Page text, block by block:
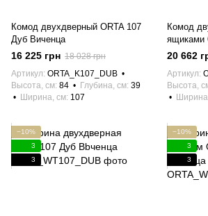
Комод двухдверный ORTA 107
Дуб Виченца
16 225 грн 18 028 грн
Артикул ORTA_K107_DUB
Высота, см 84 Глубина, см 39
Ширина, см 107
Комод
ящиками
Виченца
20 662
Артикул
Высота,
−10%
3
3
−10%
3
3